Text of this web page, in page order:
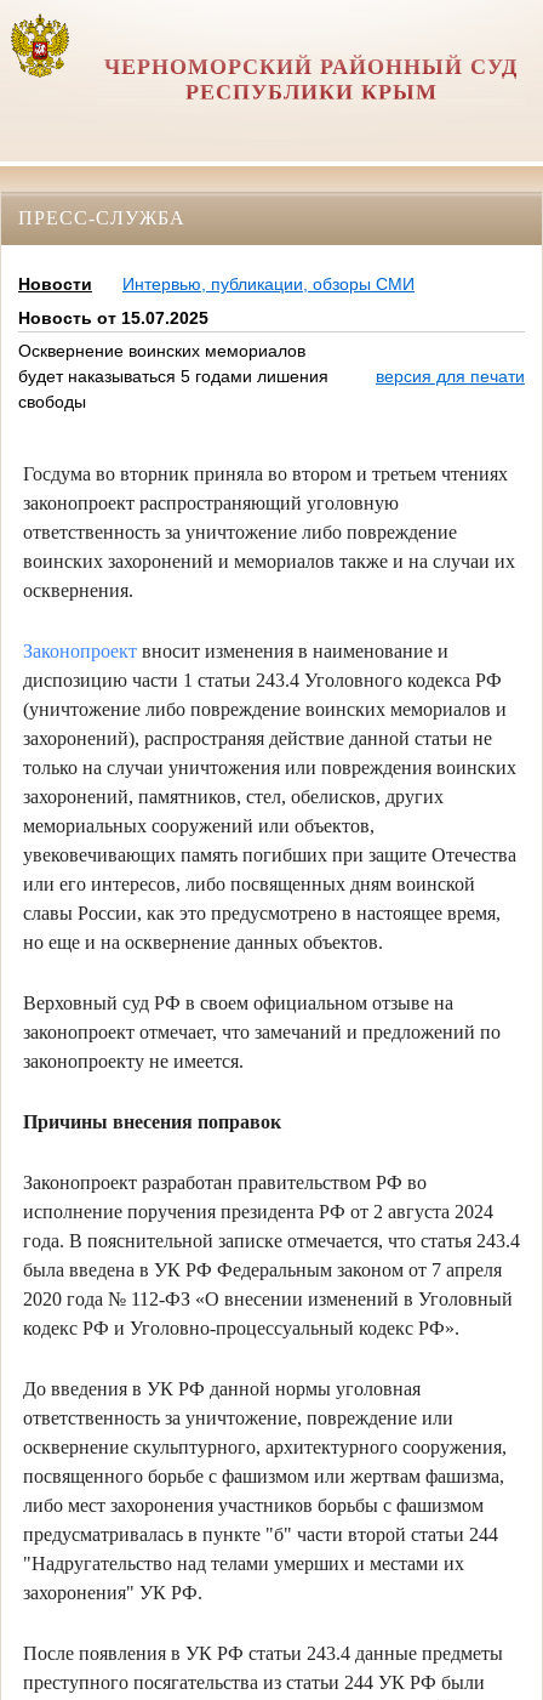
ЧЕРНОМОРСКИЙ РАЙОННЫЙ СУД
РЕСПУБЛИКИ КРЫМ
ПРЕСС-СЛУЖБА
Новости
Интервью, публикации, обзоры СМИ
Новость от 15.07.2025
Осквернение воинских мемориалов
будет наказываться 5 годами лишения
свободы
версия для печати
Госдума во вторник приняла во втором и третьем чтениях
законопроект распространяющий уголовную
ответственность за уничтожение либо повреждение
воинских захоронений и мемориалов также и на случаи их
осквернения.
Законопроект вносит изменения в наименование и
диспозицию части 1 статьи 243.4 Уголовного кодекса РФ
(уничтожение либо повреждение воинских мемориалов и
захоронений), распространяя действие данной статьи не
только на случаи уничтожения или повреждения воинских
захоронений, памятников, стел, обелисков, других
мемориальных сооружений или объектов,
увековечивающих память погибших при защите Отечества
или его интересов, либо посвященных дням воинской
славы России, как это предусмотрено в настоящее время,
но еще и на осквернение данных объектов.
Верховный суд РФ в своем официальном отзыве на
законопроект отмечает, что замечаний и предложений по
законопроекту не имеется.
Причины внесения поправок
Законопроект разработан правительством РФ во
исполнение поручения президента РФ от 2 августа 2024
года. В пояснительной записке отмечается, что статья 243.4
была введена в УК РФ Федеральным законом от 7 апреля
2020 года № 112-ФЗ «О внесении изменений в Уголовный
кодекс РФ и Уголовно-процессуальный кодекс РФ».
До введения в УК РФ данной нормы уголовная
ответственность за уничтожение, повреждение или
осквернение скульптурного, архитектурного сооружения,
посвященного борьбе с фашизмом или жертвам фашизма,
либо мест захоронения участников борьбы с фашизмом
предусматривалась в пункте "б" части второй статьи 244
"Надругательство над телами умерших и местами их
захоронения" УК РФ.
После появления в УК РФ статьи 243.4 данные предметы
преступного посягательства из статьи 244 УК РФ были